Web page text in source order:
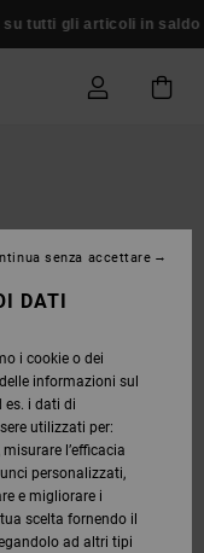
tutti gli articoli in saldo
DATI
i cookie o dei
informazioni sul
i dati di
utilizzati per:
l’efficacia
personalizzati,
e migliorare i
scelta fornendo il
ad altri tipi
senza accettare